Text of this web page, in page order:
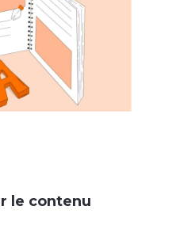
le contenu